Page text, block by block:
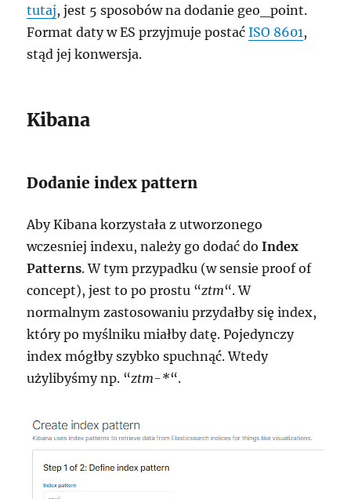
tutaj, jest 5 sposobów na dodanie geo_point.
Format daty w ES przyjmuje postaćISO 8601,
stąd jej konwersja.
Kibana
Dodanie index pattern
Aby Kibana korzystała z utworzonego
wczesniej indexu, należy go dodać doIndex
Patterns. W tym przypadku (w sensie proof of
concept), jest to po prostu “ztm“. W
normalnym zastosowaniu przydałby się index,
który po myślniku miałby datę. Pojedynczy
index mógłby szybko spuchnąć. Wtedy
użylibyśmy np. “ztm-*“.